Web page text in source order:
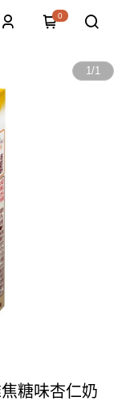
0
1/1
糖味杏仁奶